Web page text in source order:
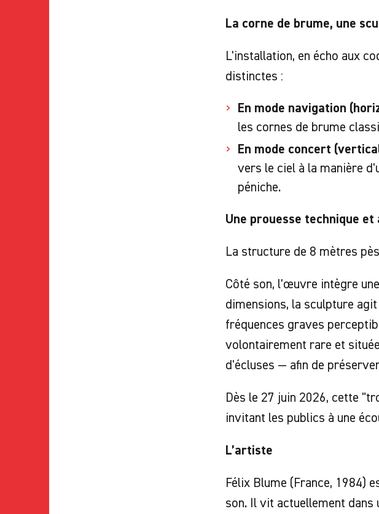
La corne de brume, une
L'installation, en écho aux
distinctes :
En mode navigation
les cornes de brume
En mode concert
vers le ciel à la manière
péniche.
Une prouesse technique et
La structure de 8 mètres
Côté son, l'œuvre intègre
dimensions, la sculpture
fréquences graves
volontairement rare et
d'écluses — afin de
Dès le 27 juin 2026, cette
invitant les publics à une
L’artiste
Félix Blume (France, 1984)
son. Il vit actuellement dans